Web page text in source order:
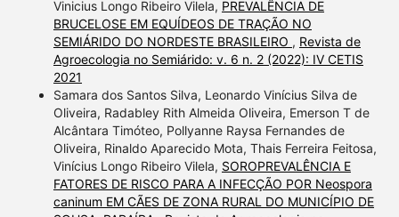
Vinicius Longo Ribeiro Vilela, PREVALÊNCIA DE
BRUCELOSE EM EQUÍDEOS DE TRAÇÃO NO
SEMIÁRIDO DO NORDESTE BRASILEIRO , Revista de
Agroecologia no Semiárido: v. 6 n. 2 (2022): IV CETIS
2021
Samara dos Santos Silva, Leonardo Vinícius Silva de
Oliveira, Radabley Rith Almeida Oliveira, Emerson T de
Alcântara Timóteo, Pollyanne Raysa Fernandes de
Oliveira, Rinaldo Aparecido Mota, Thais Ferreira Feitosa,
Vinícius Longo Ribeiro Vilela, SOROPREVALÊNCIA E
FATORES DE RISCO PARA A INFECÇÃO POR Neospora
caninum EM CÃES DE ZONA RURAL DO MUNICÍPIO DE